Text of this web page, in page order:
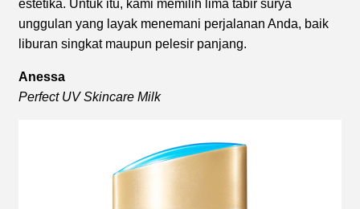
estetika. Untuk itu, kami memilih lima tabir surya
unggulan yang layak menemani perjalanan Anda, baik
liburan singkat maupun pelesir panjang.
Anessa
Perfect UV Skincare Milk